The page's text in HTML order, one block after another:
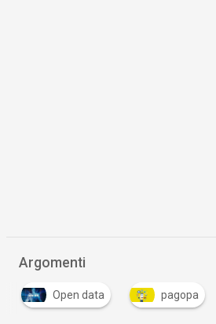
Argomenti
Open data pagopa